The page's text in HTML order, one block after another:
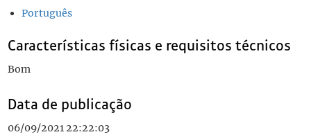
Português
Características físicas e requisitos técnicos
Bom
Data de publicação
06/09/2021 22:22:03